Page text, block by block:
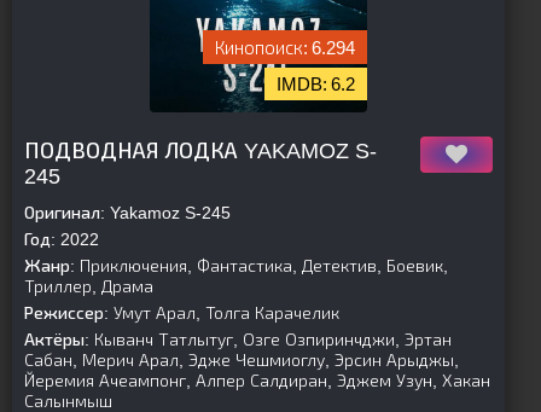
6.294
6.2
ПОДВОДНАЯ ЛОДКА YAKAMOZ S-
245
Оригинал: Yakamoz S-245
Год: 2022
Жанр: Приключения, Фантастика, Детектив, Боевик,
Триллер, Драма
Режиссер: Умут Арал, Толга Карачелик
Актёры: Кыванч Татлытуг, Озге Озпиринчджи, Эртан
Сабан, Мерич Арал, Эдже Чешмиоглу, Эрсин Арыджы,
Йеремия Ачеампонг, Алпер Салдиран, Эджем Узун, Хакан
Салынмыш